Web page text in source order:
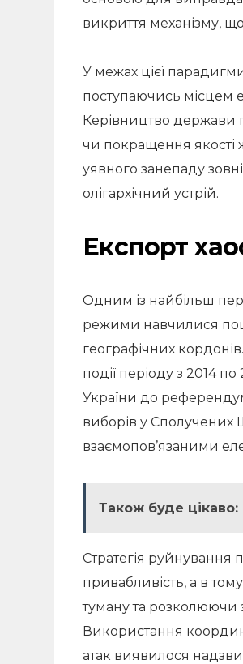
викриття механізму,
У межах цієї
поступаючись місцем
Керівництво держави
чи покращення якості
уявного занепаду
олігархічний устрій.
Експорт
Одним із найбільш
режими навчилися
географічних
події періоду з 2014
України до
виборів у Сполучених
взаємопов’язаними
Також буде цікаво:
Стратегія руйнування
привабливість, а в
туману та розколюючи
Використання
атак виявилося